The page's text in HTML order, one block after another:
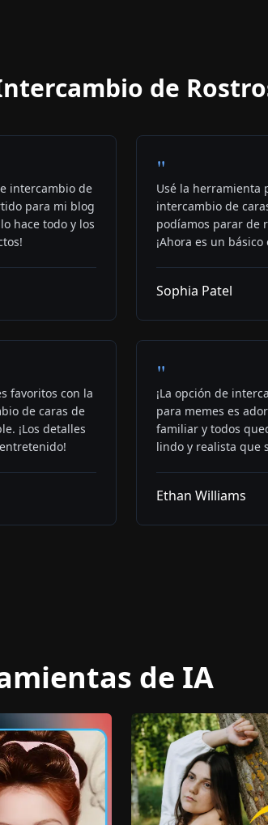
de
intercambio de
para mi blog
hace todo y los
"
Usé la herramienta
intercambio de
podíamos parar de
¡Ahora es un
Sophia Patel
favoritos con la
de caras de
¡Los detalles
"
¡La opción de
para memes es
familiar y todos
lindo y realista que
Ethan Williams
de IA